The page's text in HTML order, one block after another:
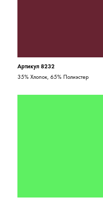
Артикул 8232
35% Хлопок, 65% Полиэстер